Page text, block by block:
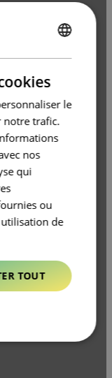
le
notre trafic.
nos
qui
ou
de
TOUT